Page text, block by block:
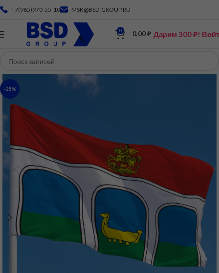
+7(985)970-55-10 MSK@BSD-GROUP.RU
0 0,00₽ Дарим 300 ₽!
-35%